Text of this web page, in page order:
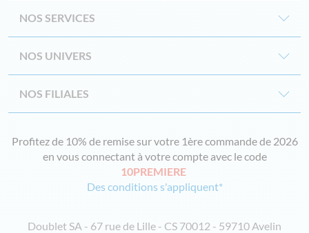
NOS SERVICES
NOS UNIVERS
NOS FILIALES
Profitez de 10% de remise sur votre 1ère commande de 2026
en vous connectant à votre compte avec le code
10PREMIERE
Des conditions s'appliquent*
Doublet SA - 67 rue de Lille - CS 70012 - 59710 Avelin